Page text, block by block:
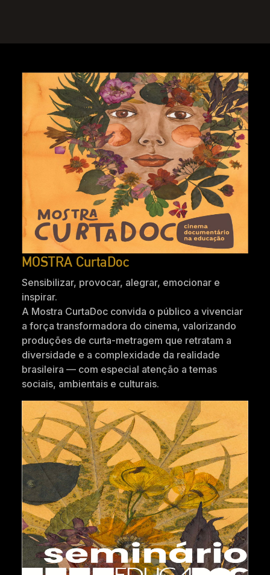
MOSTRA CurtaDoc
Sensibilizar, provocar, alegrar, emocionar e
inspirar.
A Mostra CurtaDoc convida o público a vivenciar
a força transformadora do cinema, valorizando
produções de curta-metragem que retratam a
diversidade e a complexidade da realidade
brasileira — com especial atenção a temas
sociais, ambientais e culturais.